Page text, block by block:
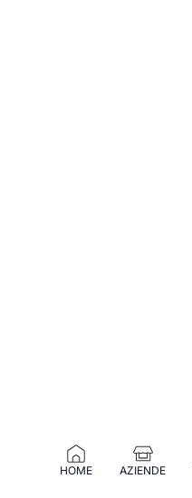
HOME AZIENDE